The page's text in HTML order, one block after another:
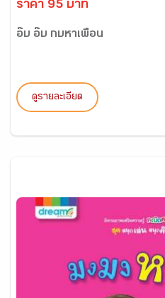
ราคา 95 บาท
อ๊บ อ๊บ กบหาเพื่อน
ดูรายละเอียด